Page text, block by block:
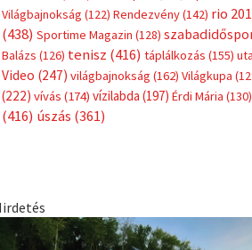
Címkék
asztalitenisz(130)atlétika (144)autosport